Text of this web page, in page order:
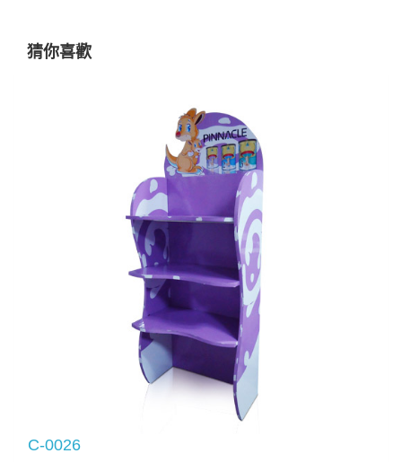
猜你喜歡
C-0026